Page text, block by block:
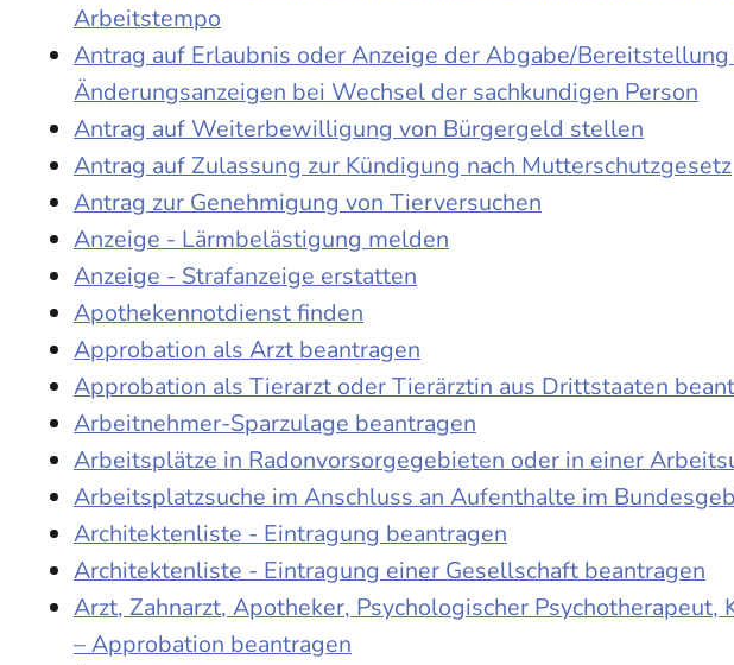
Arbeitstempo
Antrag auf Erlaubnis oder Anzeige der Abgabe/
Änderungsanzeigen bei Wechsel der sachkundigen Person
Antrag auf Weiterbewilligung von Bürgergeld stellen
Antrag auf Zulassung zur Kündigung nach Mutterschutzgesetz
Antrag zur Genehmigung von Tierversuchen
Anzeige - Lärmbelästigung melden
Anzeige - Strafanzeige erstatten
Apothekennotdienst finden
Approbation als Arzt beantragen
Approbation als Tierarzt oder Tierärztin aus Drittstaaten
Arbeitnehmer-Sparzulage beantragen
Arbeitsplätze in Radonvorsorgegebieten oder in einer
Arbeitsplatzsuche im Anschluss an Aufenthalte im
Architektenliste - Eintragung beantragen
Architektenliste - Eintragung einer Gesellschaft beantragen
Arzt, Zahnarzt, Apotheker, Psychologischer
– Approbation beantragen